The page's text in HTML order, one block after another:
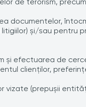
documentelor,
şi/sau pentru
şi efectuarea de
clienţilor,
(prepușii